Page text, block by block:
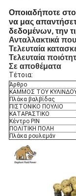
Οποιαδήποτε
να μας
δεδομένων, την
Ανταλλακτικά
Τελευταία
Τελευταία
Σε αποθέματα
Τέτοια:
Άρθρο
ΚΑΜΜΟΣ ΤΟΥ
Πλάκα βαλβίδας
ΠΙΣΤΟΝΙΚΟ ΠΟΥΛΙΟ
ΚΑΤΑΡΑΣΤΙΚΟ
Κέντρο PIN
ΠΟΛΙΤΙΚΗ ΠΟΛΗ
Πλάκα ρουλεμάν